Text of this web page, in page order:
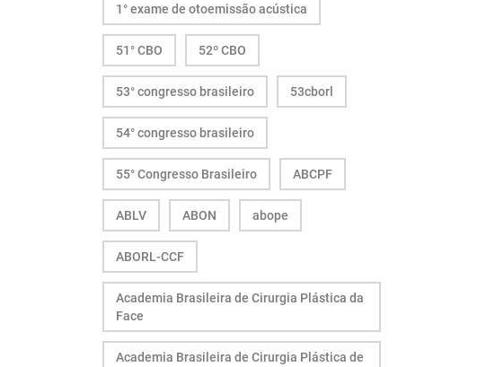
1° exame de otoemissão acústica
51° CBO 52º CBO
53° congresso brasileiro 53cborl
54° congresso brasileiro
55° Congresso Brasileiro ABCPF
ABLV ABON abope
ABORL-CCF
Academia Brasileira de Cirurgia Plástica da
Face
Academia Brasileira de Cirurgia Plástica de